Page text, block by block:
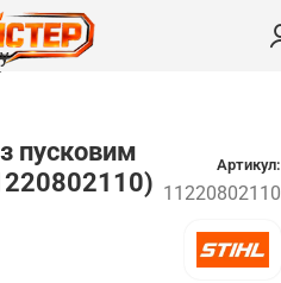
пусковим
Артикул:
11220802110